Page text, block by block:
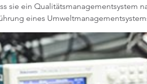
sie ein Qualitätsmanagementsystem
eines